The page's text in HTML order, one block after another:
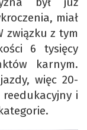
miał
związku z tym
6 tysięcy
karnym.
więc 20-
i